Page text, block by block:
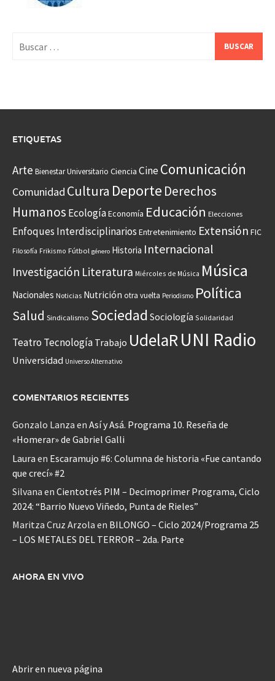
ETIQUETAS
Arte Bienestar Universitario Ciencia CineComunicación
Comunidad Cultura Deporte Derechos
Humanos EcologíaEconomía Educación Elecciones
Enfoques Interdisciplinarios Entretenimiento Extensión FIC
Filosofía Frikismo Fútbol género Historia Internacional
Investigación Literatura Miércoles de Música Música
Nacionales Noticias Nutrición otra vuelta Periodismo Política
Salud Sindicalismo Sociedad Sociología Solidaridad
Teatro Tecnología Trabajo UdelaRUNI Radio
Universidad Universo Alternativo
COMENTARIOS RECIENTES
Gonzalo Lanza en Así y Asá. Programa 10. Reseña de
«Homerar» de Gabriel Galli
Laura en Escaramujo #6: Columna de historia «Fue cantando
que crecí» #2
Silvana en Cientotrés PIM – Decimoprimer Programa, Ciclo
2024: “Barrio Nuevo Viñedo, Punta de Rieles”
Maritza Cruz Arzola en BILONGO – Ciclo 2024/Programa 25
– LOS METALES DEL TERROR – 2da. Parte
AHORA EN VIVO
Abrir en nueva página